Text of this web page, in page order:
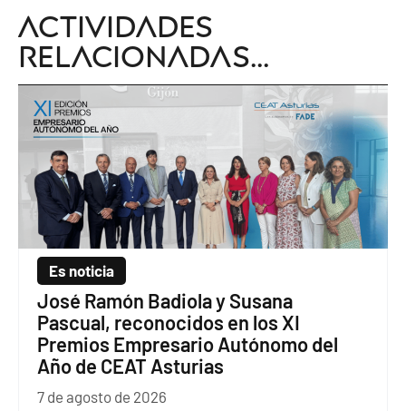
Actividades
relacionadas...
Es noticia
José Ramón Badiola y Susana
Pascual, reconocidos en los XI
Premios Empresario Autónomo del
Año de CEAT Asturias
7 de agosto de 2026